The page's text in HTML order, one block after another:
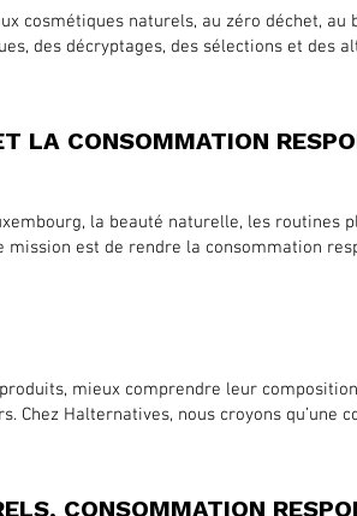
cosmétiques naturels, au zéro déchet,
des décryptages, des sélections et des
LA CONSOMMATION
la beauté naturelle, les routines
est de rendre la consommation
mieux comprendre leur
Halternatives, nous croyons qu’une
CONSOMMATION